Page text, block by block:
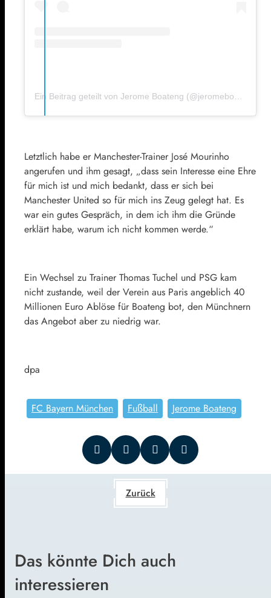
Ein Beitrag geteilt von Jerome Boateng (@jeromeboateng)
Letztlich habe er Manchester-Trainer José Mourinho
angerufen und ihm gesagt, „dass sein Interesse eine Ehre
für mich ist und mich bedankt, dass er sich bei
Manchester United so für mich ins Zeug gelegt hat. Es
war ein gutes Gespräch, in dem ich ihm die Gründe
erklärt habe, warum ich nicht kommen werde.“
Ein Wechsel zu Trainer Thomas Tuchel und PSG kam
nicht zustande, weil der Verein aus Paris angeblich 40
Millionen Euro Ablöse für Boateng bot, den Münchnern
das Angebot aber zu niedrig war.
dpa
FC Bayern München Fußball Jerome Boateng
Zurück
Das könnte Dich auch
interessieren